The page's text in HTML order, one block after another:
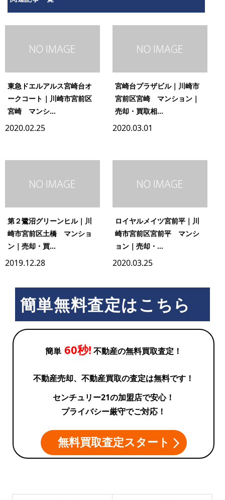
東急ドエルアルス宮崎台オ
ークコート｜川崎市宮前区
宮崎 マンシ...
2020.02.25
宮崎台プラザビル｜川崎市
宮前区宮崎 マンション｜
売却・買取相...
2020.03.01
第２鷺沼グリーンヒル｜川
崎市宮前区土橋 マンショ
ン｜売却・買...
2019.12.28
ロイヤルメイツ宮前平｜川
崎市宮前区宮前平 マンシ
ョン｜売却・...
2020.03.25
簡単無料査定はこちら
簡単 60秒! 不動産の無料買取査定！
不動産売却、不動産買取の査定は無料です！
センチュリー21の加盟店で安心！
プライバシー厳守でご対応！
無料買取査定スタート